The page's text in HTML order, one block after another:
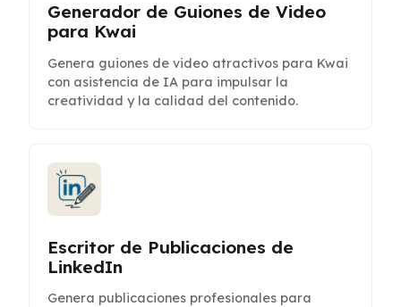
Generador de Guiones de Video
para Kwai
Genera guiones de video atractivos para Kwai
con asistencia de IA para impulsar la
creatividad y la calidad del contenido.
Escritor de Publicaciones de
LinkedIn
Genera publicaciones profesionales para